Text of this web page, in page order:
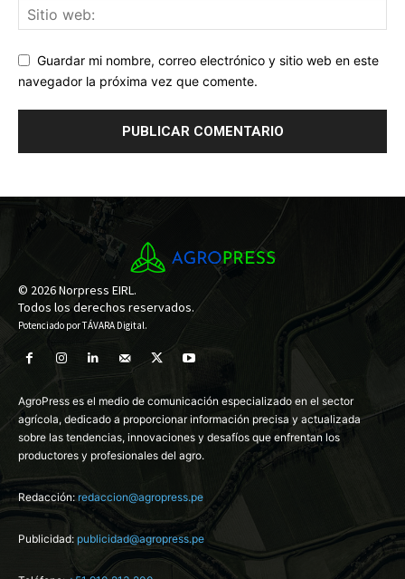
Guardar mi nombre, correo electrónico y sitio web en este
navegador la próxima vez que comente.
© 2026 Norpress EIRL.
Todos los derechos reservados.
Potenciado porTÁVARA Digital.
AgroPress es el medio de comunicación especializado en el sector
agrícola, dedicado a proporcionar información precisa y actualizada
sobre las tendencias, innovaciones y desafíos que enfrentan los
productores y profesionales del agro.
Redacción: redaccion@agropress.pe
Publicidad: publicidad@agropress.pe